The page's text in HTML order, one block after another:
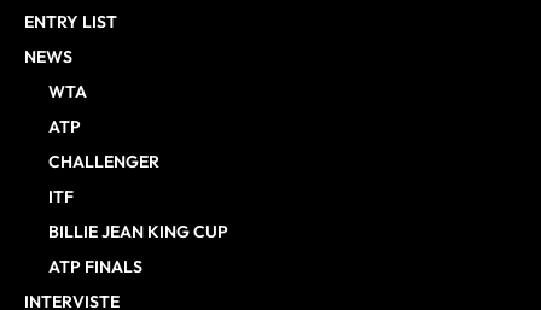
ENTRY LIST
NEWS
WTA
ATP
CHALLENGER
ITF
BILLIE JEAN KING CUP
ATP FINALS
INTERVISTE